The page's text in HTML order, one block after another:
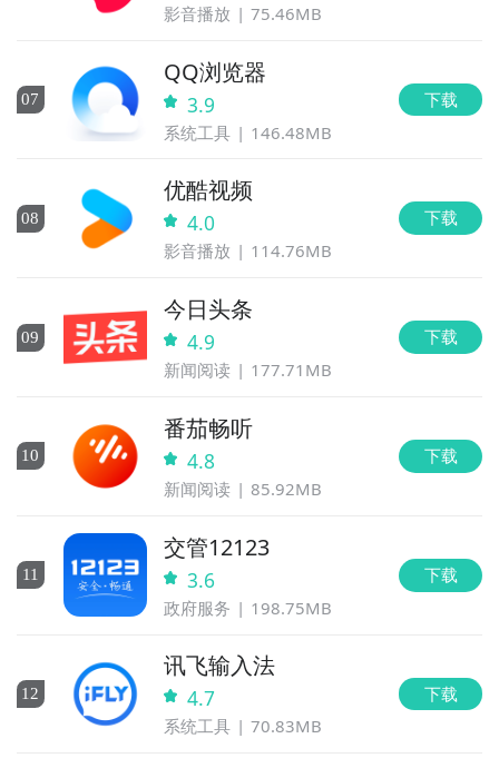
影音播放 75.46MB
07
QQ浏览器
3.9
系统工具 146.48MB
下载
08
优酷视频
4.0
影音播放 114.76MB
下载
09
今日头条
4.9
新闻阅读 177.71MB
下载
10
番茄畅听
4.8
新闻阅读 85.92MB
下载
11
交管12123
3.6
政府服务 198.75MB
下载
12
讯飞输入法
4.7
系统工具 70.83MB
下载